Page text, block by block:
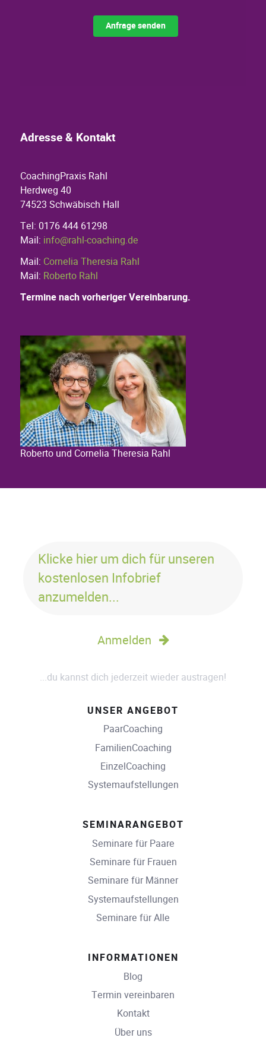
Adresse & Kontakt
CoachingPraxis Rahl
Herdweg 40
74523 Schwäbisch Hall
Tel: 0176 444 61298
Mail: info@rahl-coaching.de
Mail: Cornelia Theresia Rahl
Mail: Roberto Rahl
Termine nach vorheriger Vereinbarung.
Roberto und Cornelia Theresia Rahl
Klicke hier um dich für unseren
kostenlosen Infobrief
anzumelden...
Anmelden
...du kannst dich jederzeit wieder austragen!
UNSER ANGEBOT
PaarCoaching
FamilienCoaching
EinzelCoaching
Systemaufstellungen
SEMINARANGEBOT
Seminare für Paare
Seminare für Frauen
Seminare für Männer
Systemaufstellungen
Seminare für Alle
INFORMATIONEN
Blog
Termin vereinbaren
Kontakt
Über uns